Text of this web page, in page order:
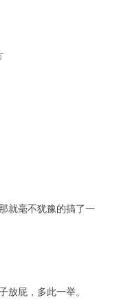
就毫不犹豫的搞了一
放屁，多此一举。